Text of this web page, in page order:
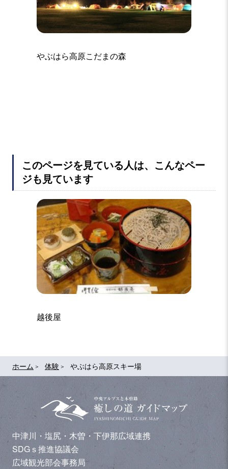
ホーム 体験 やぶはら高原スキー場
やぶはら高原こだまの森
このページを見ている人は、こんなペー
ジも見ています
越後屋
中津川・塩尻・木曽・下伊那広域連携
SDGｓ推進協議会
広域観光部会事務局